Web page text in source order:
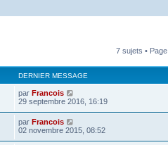
7 sujets • Page
DERNIER MESSAGE
par Francois
29 septembre 2016, 16:19
par Francois
02 novembre 2015, 08:52